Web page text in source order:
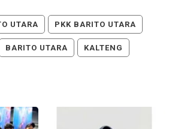
UTARA PKK BARITO UTARA
BARITO UTARA KALTENG